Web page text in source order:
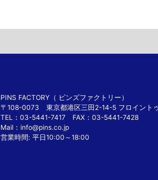
PINS FACTORY（ ピンズファクトリー）
〒108-0073 東京都港区三田2-14-5 フロイント
TEL：03-5441-7417 FAX：03-5441-7428
Mail： info@pins.co.jp
営業時間: 平日10:00～18:00